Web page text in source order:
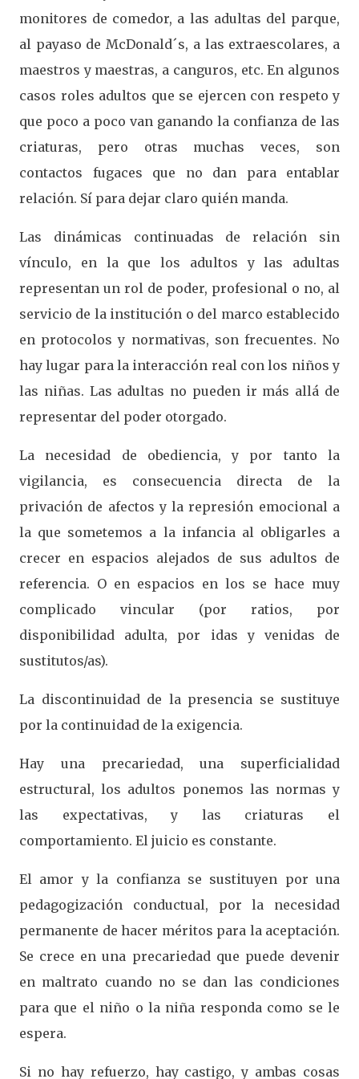
monitores de comedor, a las adultas del parque,
al payaso de McDonald´s, a las extraescolares, a
maestros y maestras, a canguros, etc. En algunos
casos roles adultos que se ejercen con respeto y
que poco a poco van ganando la confianza de las
criaturas, pero otras muchas veces, son
contactos fugaces que no dan para entablar
relación. Sí para dejar claro quién manda.
Las dinámicas continuadas de relación sin
vínculo, en la que los adultos y las adultas
representan un rol de poder, profesional o no, al
servicio de la institución o del marco establecido
en protocolos y normativas, son frecuentes. No
hay lugar para la interacción real con los niños y
las niñas. Las adultas no pueden ir más allá de
representar del poder otorgado.
La necesidad de obediencia, y por tanto la
vigilancia, es consecuencia directa de la
privación de afectos y la represión emocional a
la que sometemos a la infancia al obligarles a
crecer en espacios alejados de sus adultos de
referencia. O en espacios en los se hace muy
complicado vincular (por ratios, por
disponibilidad adulta, por idas y venidas de
sustitutos/as).
La discontinuidad de la presencia se sustituye
por la continuidad de la exigencia.
Hay una precariedad, una superficialidad
estructural, los adultos ponemos las normas y
las expectativas, y las criaturas el
comportamiento. El juicio es constante.
El amor y la confianza se sustituyen por una
pedagogización conductual, por la necesidad
permanente de hacer méritos para la aceptación.
Se crece en una precariedad que puede devenir
en maltrato cuando no se dan las condiciones
para que el niño o la niña responda como se le
espera.
Si no hay refuerzo, hay castigo, y ambas cosas